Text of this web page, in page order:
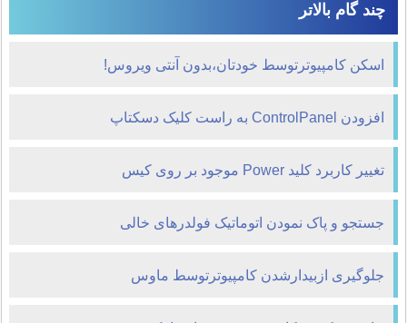
چند گام بالاتر
اسکن کامپیوترتوسط خودتان،بدون آنتی ویروس!
افزودن ControlPanel به راست کلیک دسکتاپ
تغییر کاربرد کلید Power موجود بر روی کیس
جستجو و پاک نمودن اتوماتیک فولدرهای خالی
جلوگیری ازبیدارشدن کامپیوترتوسط ماوس